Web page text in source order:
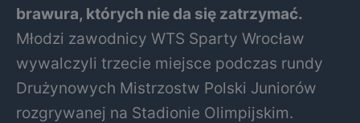
brawura, których nie da się zatrzymać.
Młodzi zawodnicy WTS Sparty Wrocław
wywalczyli trzecie miejsce podczas rundy
Drużynowych Mistrzostw Polski Juniorów
rozgrywanej na Stadionie Olimpijskim.